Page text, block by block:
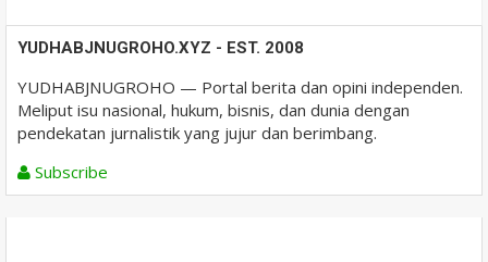
YUDHABJNUGROHO.XYZ - EST. 2008
YUDHABJNUGROHO — Portal berita dan opini independen.
Meliput isu nasional, hukum, bisnis, dan dunia dengan
pendekatan jurnalistik yang jujur dan berimbang.
Subscribe